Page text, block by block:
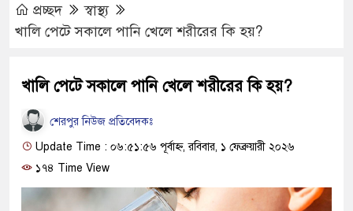
প্রচ্ছদ
স্বাস্থ্য
খালি পেটে সকালে পানি খেলে শরীরের কি হয়?
খালি পেটে সকালে পানি খেলে শরীরের কি হয়?
শেরপুর নিউজ প্রতিবেদকঃ
Update Time : ০৬:৫১:৫৬ পূর্বাহ্ন, রবিবার, ১ ফেব্রুয়ারী ২০২৬
১৭৪ Time View